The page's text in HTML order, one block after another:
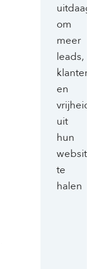
uitdaagt
om
meer
leads,
klanten
en
vrijheid
uit
hun
website
te
halen